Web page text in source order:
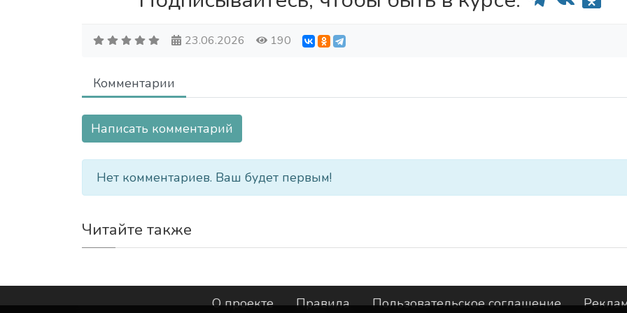
23.06.2026 190
Комментарии
Написать комментарий
Нет комментариев. Ваш будет первым!
Читайте также
О проекте Правила Пользовательское соглашение